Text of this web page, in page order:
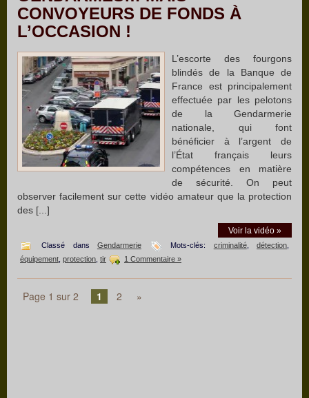
CONVOYEURS DE FONDS À
L’OCCASION !
L’escorte des fourgons
blindés de la Banque de
France est principalement
effectuée par les pelotons
de la Gendarmerie
nationale, qui font
bénéficier à l’argent de
l’État français leurs
compétences en matière
de sécurité. On peut
observer facilement sur cette vidéo amateur que la protection
des [...]
Voir la vidéo »
Classé dans Gendarmerie Mots-clés: criminalité,détection
équipement protection tir 1 Commentaire »
Page 1 sur 2 1 2 »